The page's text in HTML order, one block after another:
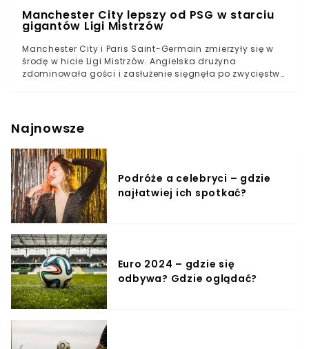
Manchester City lepszy od PSG w starciu
gigantów Ligi Mistrzów
Manchester City i Paris Saint-Germain zmierzyły się w
środę w hicie Ligi Mistrzów. Angielska drużyna
zdominowała gości i zasłużenie sięgnęła po zwycięstwo
śledzący to spotkanie, obejrzeli prawdziwy piłkarski
klasyk. Paryżanom udało się objąć prowadzenie, jednak
tego dnia lepsi byli zawodnicy Pepa Guardioli.
Najnowsze
Podróże a celebryci – gdzie
najłatwiej ich spotkać?
Euro 2024 – gdzie się
odbywa? Gdzie oglądać?